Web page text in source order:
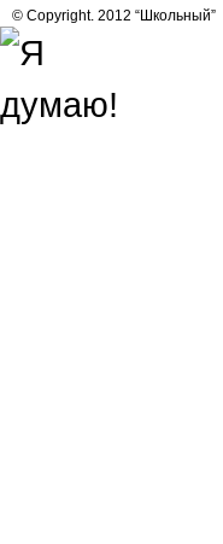
© Copyright. 2012 “Школьный”